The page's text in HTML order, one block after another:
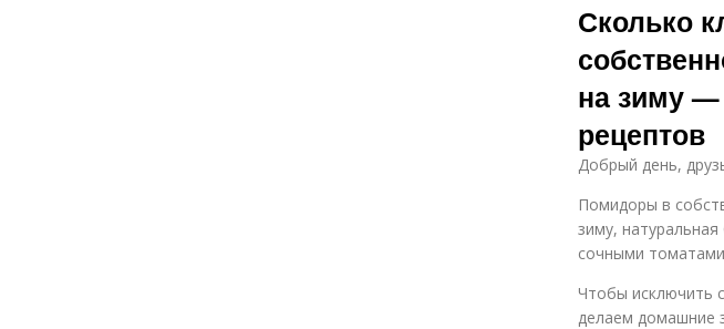
Сколько
на зиму
рецептов
Добрый день,
Помидоры в
зиму,
сочными
Чтобы исключить
делаем домашние